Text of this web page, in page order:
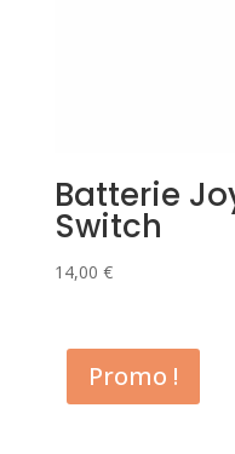
Batterie
Switch
14,00 €
Promo !